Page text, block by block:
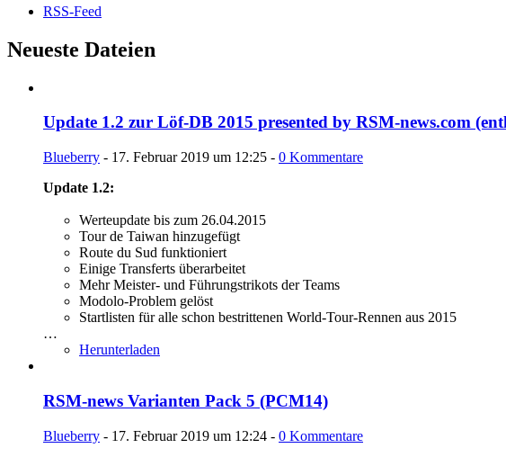
RSS-Feed
Neueste Dateien
Update 1.2 zur Löf-DB 2015 presented by RSM-news.com
Blueberry - 17. Februar 2019 um 12:25 - 0 Kommentare
Update 1.2:
Werteupdate bis zum 26.04.2015
Tour de Taiwan hinzugefügt
Route du Sud funktioniert
Einige Transferts überarbeitet
Mehr Meister- und Führungstrikots der Teams
Modolo-Problem gelöst
Startlisten für alle schon bestrittenen World-Tour-Rennen aus 2015
…
Herunterladen
RSM-news Varianten Pack 5 (PCM14)
Blueberry - 17. Februar 2019 um 12:24 - 0 Kommentare